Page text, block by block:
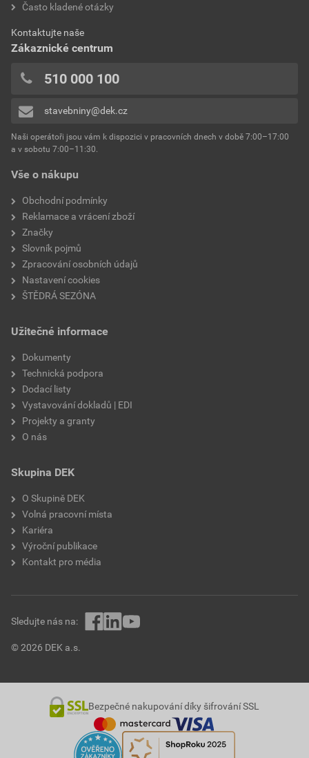
Vše o nákupu
Obchodní podmínky
Reklamace a vrácení zboží
Značky
Slovník pojmů
Zpracování osobních údajů
Nastavení cookies
ŠTĚDRÁ SEZÓNA
Užitečné informace
Dokumenty
Technická podpora
Dodací listy
Vystavování dokladů | EDI
Projekty a granty
O nás
Skupina DEK
O Skupině DEK
Volná pracovní místa
Kariéra
Výroční publikace
Kontakt pro média
Často kladené otázky
Kontaktujte naše
Zákaznické centrum
510 000 100
stavebniny@dek.cz
Naši operátoři jsou vám k dispozici v pracovních dnech v době 7:00–17:00
a v sobotu 7:00–11:30.
© 2026 DEK a.s.
Sledujte nás na:
Bezpečné nakupování díky šifrování SSL